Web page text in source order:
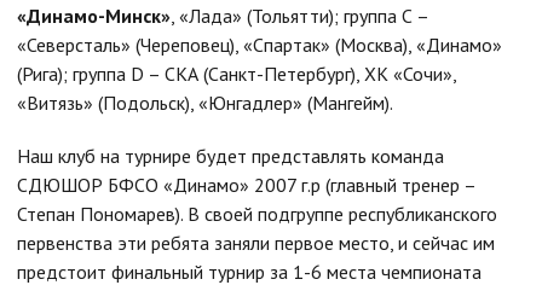
«Динамо-Минск», «Лада» (Тольятти); группа С –
«Северсталь» (Череповец), «Спартак» (Москва), «Динамо»
(Рига); группа D – СКА (Санкт-Петербург), ХК «Сочи»,
«Витязь» (Подольск), «Юнгадлер» (Мангейм).
Наш клуб на турнире будет представлять команда
СДЮШОР БФСО «Динамо» 2007 г.р (главный тренер –
Степан Пономарев). В своей подгруппе республиканского
первенства эти ребята заняли первое место, и сейчас им
предстоит финальный турнир за 1-6 места чемпионата